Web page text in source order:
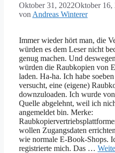
Oktober 31, 2022Oktober 16,
von Andreas Winterer
Immer wieder hört man, die
würden es dem Leser nicht
genug machen. Und deswegen
würden die Raubkopien von
laden. Ha-ha. Ich habe soeben
versucht, eine (eigene)
downzuloaden. Ich wurde
Quelle abgelehnt, weil ich
angemeldet bin. Merke:
wollen Zugangsdaten
wie normale E-Book-Shops.
registrierte mich. Das …